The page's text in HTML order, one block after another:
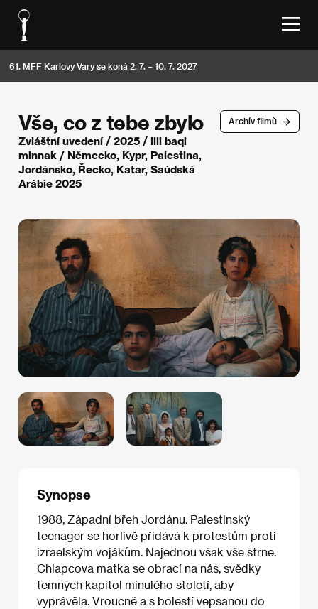
61. MFF Karlovy Vary se koná 2. 7. – 10. 7. 2027
Archív filmů
Vše, co z tebe zbylo
Zvláštní uvedení/ 2025 / Illi baqi
minnak / Německo, Kypr, Palestina,
Jordánsko, Řecko, Katar, Saúdská
Arábie 2025
Synopse
1988, Západní břeh Jordánu. Palestinský
teenager se horlivě přidává k protestům proti
izraelským vojákům. Najednou však vše strne.
Chlapcova matka se obrací na nás, svědky
temných kapitol minulého století, aby
vyprávěla. Vroucně a s bolestí vepsanou do